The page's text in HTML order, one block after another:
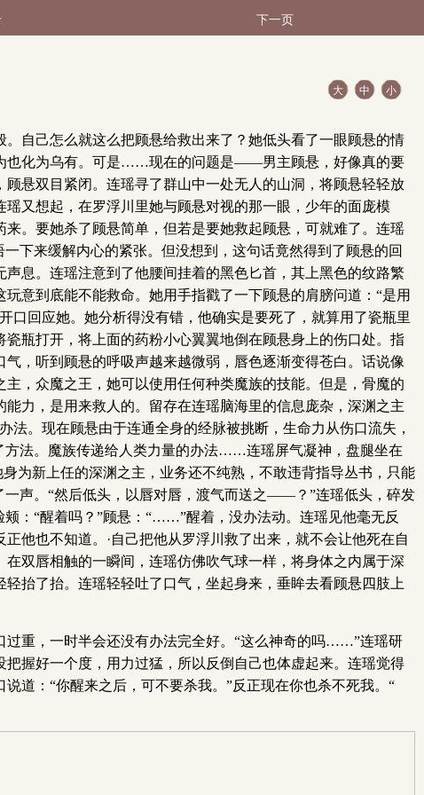
下一页
大 中 小
自己怎么就这么把顾悬给救出来了？她低头看了一眼顾悬的情
也化为乌有。可是……现在的问题是——男主顾悬，好像真的要
悬双目紧闭。连瑶寻了群山中一处无人的山洞，将顾悬轻轻放
又想起，在罗浮川里她与顾悬对视的那一眼，少年的面庞模
。要她杀了顾悬简单，但若是要她救起顾悬，可就难了。连瑶
下来缓解内心的紧张。但没想到，这句话竟然得到了顾悬的回
息。连瑶注意到了他腰间挂着的黑色匕首，其上黑色的纹路繁
意到底能不能救命。她用手指戳了一下顾悬的肩膀问道：“是用
口回应她。她分析得没有错，他确实是要死了，就算用了瓷瓶里
瓶打开，将上面的药粉小心翼翼地倒在顾悬身上的伤口处。指
，听到顾悬的呼吸声越来越微弱，唇色逐渐变得苍白。话说像
，众魔之王，她可以使用任何种类魔族的技能。但是，骨魔的
力，是用来救人的。留存在连瑶脑海里的信息庞杂，深渊之主
。现在顾悬由于连通全身的经脉被挑断，生命力从伤口流失，
方法。魔族传递给人类力量的办法……连瑶屏气凝神，盘腿坐在
为新上任的深渊之主，业务还不纯熟，不敢违背指导丛书，只能
一声。“然后低头，以唇对唇，渡气而送之——？”连瑶低头，碎发
：“醒着吗？”顾悬：“……”醒着，没办法动。连瑶见他毫无反
他也不知道。·自己把他从罗浮川救了出来，就不会让他死在自
双唇相触的一瞬间，连瑶仿佛吹气球一样，将身体之内属于深
抬了抬。连瑶轻轻吐了口气，坐起身来，垂眸去看顾悬四肢上
过重，一时半会还没有办法完全好。“这么神奇的吗……”连瑶研
握好一个度，用力过猛，所以反倒自己也体虚起来。连瑶觉得
道：“你醒来之后，可不要杀我。”反正现在你也杀不死我。“